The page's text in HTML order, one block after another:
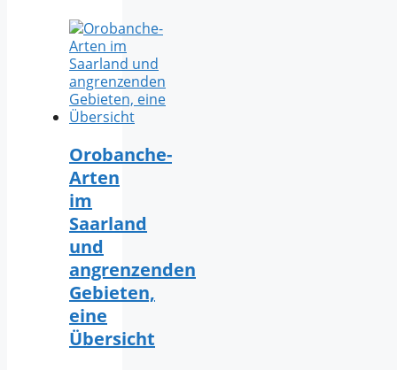
Orobanche-
Arten
im
Saarland
und
angrenzenden
Gebieten,
eine
Übersicht